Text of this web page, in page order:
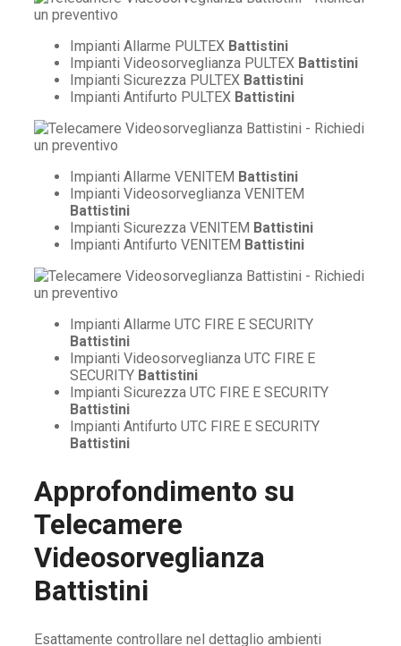
Impianti Allarme PULTEX Battistini
Impianti Videosorveglianza PULTEX Battistini
Impianti Sicurezza PULTEX Battistini
Impianti Antifurto PULTEX Battistini
Impianti Allarme VENITEM Battistini
Impianti Videosorveglianza VENITEM
Battistini
Impianti Sicurezza VENITEM Battistini
Impianti Antifurto VENITEM Battistini
Impianti Allarme UTC FIRE E SECURITY
Battistini
Impianti Videosorveglianza UTC FIRE E
SECURITY Battistini
Impianti Sicurezza UTC FIRE E SECURITY
Battistini
Impianti Antifurto UTC FIRE E SECURITY
Battistini
Approfondimento su
Telecamere
Videosorveglianza
Battistini
Esattamente controllare nel dettaglio ambienti